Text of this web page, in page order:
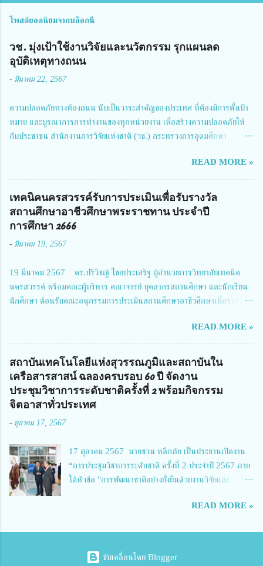
โพสต์ยอดนิยมจากบล็อกนี้
วช. มุ่งเป้าใช้งานวิจัยและนวัตกรรม รุกแผนลด
อุบัติเหตุทางถนน
- มีนาคม 22, 2567
ความปลอดภัยทางท้องถนน นับเป็นวาระสำคัญของประเทศ ที่ต้องมีการตั้งเป้า
หมาย และบูรณาการการทำงานของทุกหน่วยงาน เพื่อสร้างความปลอดภัยให้
กับประชาชน สำนักงานการวิจัยแห่งชาติ (วช.) กระทรวงการอุดมศึกษา
สมาคมวิศวกรรมชีวการแพทย์ไทย จัดการประชุมเผยแพร่ผลการดำเนินงาน
โครงการการวิจัยเชิงปฏิบัติการโดยบูรณาการทุกภาคส่วน เพื่อลดอุบัติเหตุและ
การเสียชีวิตให้สอดคล้องกับเป้าหมายแผนแม่บทฉบับที่ 5 ในวันที่ 22 มีนาคม
2567 โดยมี ดร.วิภารัตน์ ดีอ่อง ผู้อำนวยการสำนักงานการวิจัยแห่งชาติ เป็น
ประธานในพิธีเปิดพร้อมให้นโยบายการผลักดันงานวิจัยเพื่อความปลอดภัยทาง
การประชุมในครั้งนี้ นางสาวสตตกมล เกียรติพานิช ผู้อำนวยการกองบริหารทุน
Richmond Stylish Convention Hotel จังหวัดนนทบุรี ดร.วิภารัตน์ ดีอ่อง
ผู้อำนวยการสำนักงานการวิจัยแห่งชาติ กล่าวว่า วช. ในฐานะหน่วยงานบริหาร
จัดการทุนวิจัยและนวัตกรรมได้เล็งเห็นถึงความสำคัญของกา...
READ MORE »
เทคนิคนครสวรรค์รับการประเมินเพื่อรับรางวัล
สถานศึกษาอาชีวศึกษาพระราชทาน ประจำปี
การศึกษา 2666
- มีนาคม 19, 2567
19 มีนาคม 2567 ดร.ปริวิชญ์ ไชยประเสริฐ ผู้อำนวยการวิทยาลัยเทคนิค
นครสวรรค์ พร้อมคณะผู้บริหาร คณาจารย์ บุคลากรสถานศึกษา และนักเรียน
นักศึกษา ต้อนรับคณะอนุกรรมการประเมินสถานศึกษาอาชีวศึกษาเพื่อรางวัล
นายจักรภพ เนวะมาตย์ ผู้อำนวยการวิทยาลัยเทคนิคตาก ประธานคณะอนุกร
รมการฯ 1.นายวณิชา คณะใน ผู้ทรงคุณวุฒิ 2.นายภัทธาวุธ โพธา ผู้อำนวย
การวิทยาลัยสารพัดช่างกำแพงเพชร 3.นางสาวหัตถาภรณ์ เสาร์เรือน ผู้อำนวย
การวิทยาลัยการอาชีพบ้านตาก 4.นางเพ็ญศรี ขุนทอง ผู้อำนวยการวิทยาลัย
การอาชีพรัตนประสิทธิ์วิทย์ 5.นายธเนศ คงวังทอง ผู้อำนวยการวิทยาลัย
เกษตรและเทคโนโลยีพิจิตร 6.นายชัยณรงค์ คชมาตย์ ผู้อำนวยการวิทยาลัย
8.นายณัฐกฤต ภูทวี รองผู้อำนวยการวิทยาลัยเทคนิคตาก นายจักรภพ กล่าว
ว่า วิทยาลัยเทคนิคนครสวรรค์เป็นสถานศึกษาขนาดใหญ่พิเศษ มีความเป็นมาที่
ยาวนาน มีบุคลากร นักเรียน นักศึกษาจำนวนมาก ต้องการควา...
READ MORE »
สถาบันเทคโนโลยีแห่งสุวรรณภูมิและสถาบันใน
เครือสารสาสน์ ฉลองครบรอบ 60 ปี จัดงาน
ประชุมวิชาการระดับชาติครั้งที่ 2 พร้อมกิจกรรม
จิตอาสาทั่วประเทศ
- ตุลาคม 17, 2567
17 ตุลาคม 2567 นายชวน หลีกภัย เป็นประธานเปิดงาน
“การประชุมวิชาการระดับชาติ ครั้งที่ 2 ประจำปี 2567 ภาย
ใต้หัวข้อ "การพัฒนาชาติอย่างยั่งยืนด้วยงานวิจัยและ
Technology National Conference 2024: 'Towards
ชาติอยางยั่งยืนด้วยงานวิจัยและนวัตกรรม" และ นางสาวศิริ
READ MORE »
ขับเคลื่อนโดย Blogger